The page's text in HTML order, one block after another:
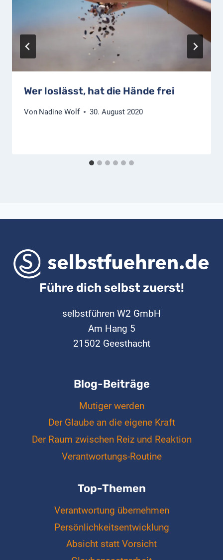
Wer loslässt, hat die Hände frei
Von Nadine Wolf 30. August 2020
Führe dich selbst zuerst!
selbstführen W2 GmbH
Am Hang 5
21502 Geesthacht
Blog-Beiträge
Mutiger werden
Der Glaube an die eigene Kraft
Der Raum zwischen Reiz und Reaktion
Verantwortungs-Routine
Top-Themen
Verantwortung übernehmen
Persönlichkeitsentwicklung
Absicht statt Vorsicht